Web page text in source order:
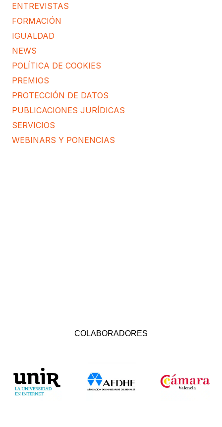
ENTREVISTAS
FORMACIÓN
IGUALDAD
NEWS
POLÍTICA DE COOKIES
PREMIOS
PROTECCIÓN DE DATOS
PUBLICACIONES JURÍDICAS
SERVICIOS
WEBINARS Y PONENCIAS
COLABORADORES